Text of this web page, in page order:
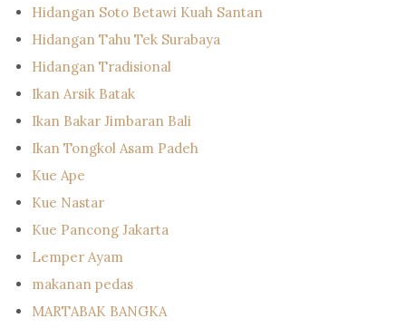
Hidangan Soto Betawi Kuah Santan
Hidangan Tahu Tek Surabaya
Hidangan Tradisional
Ikan Arsik Batak
Ikan Bakar Jimbaran Bali
Ikan Tongkol Asam Padeh
Kue Ape
Kue Nastar
Kue Pancong Jakarta
Lemper Ayam
makanan pedas
MARTABAK BANGKA